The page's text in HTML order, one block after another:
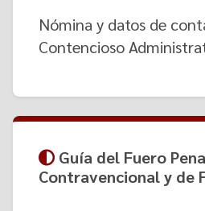
Nómina y datos de
Contencioso
Guía del Fuero
Contravencional y de